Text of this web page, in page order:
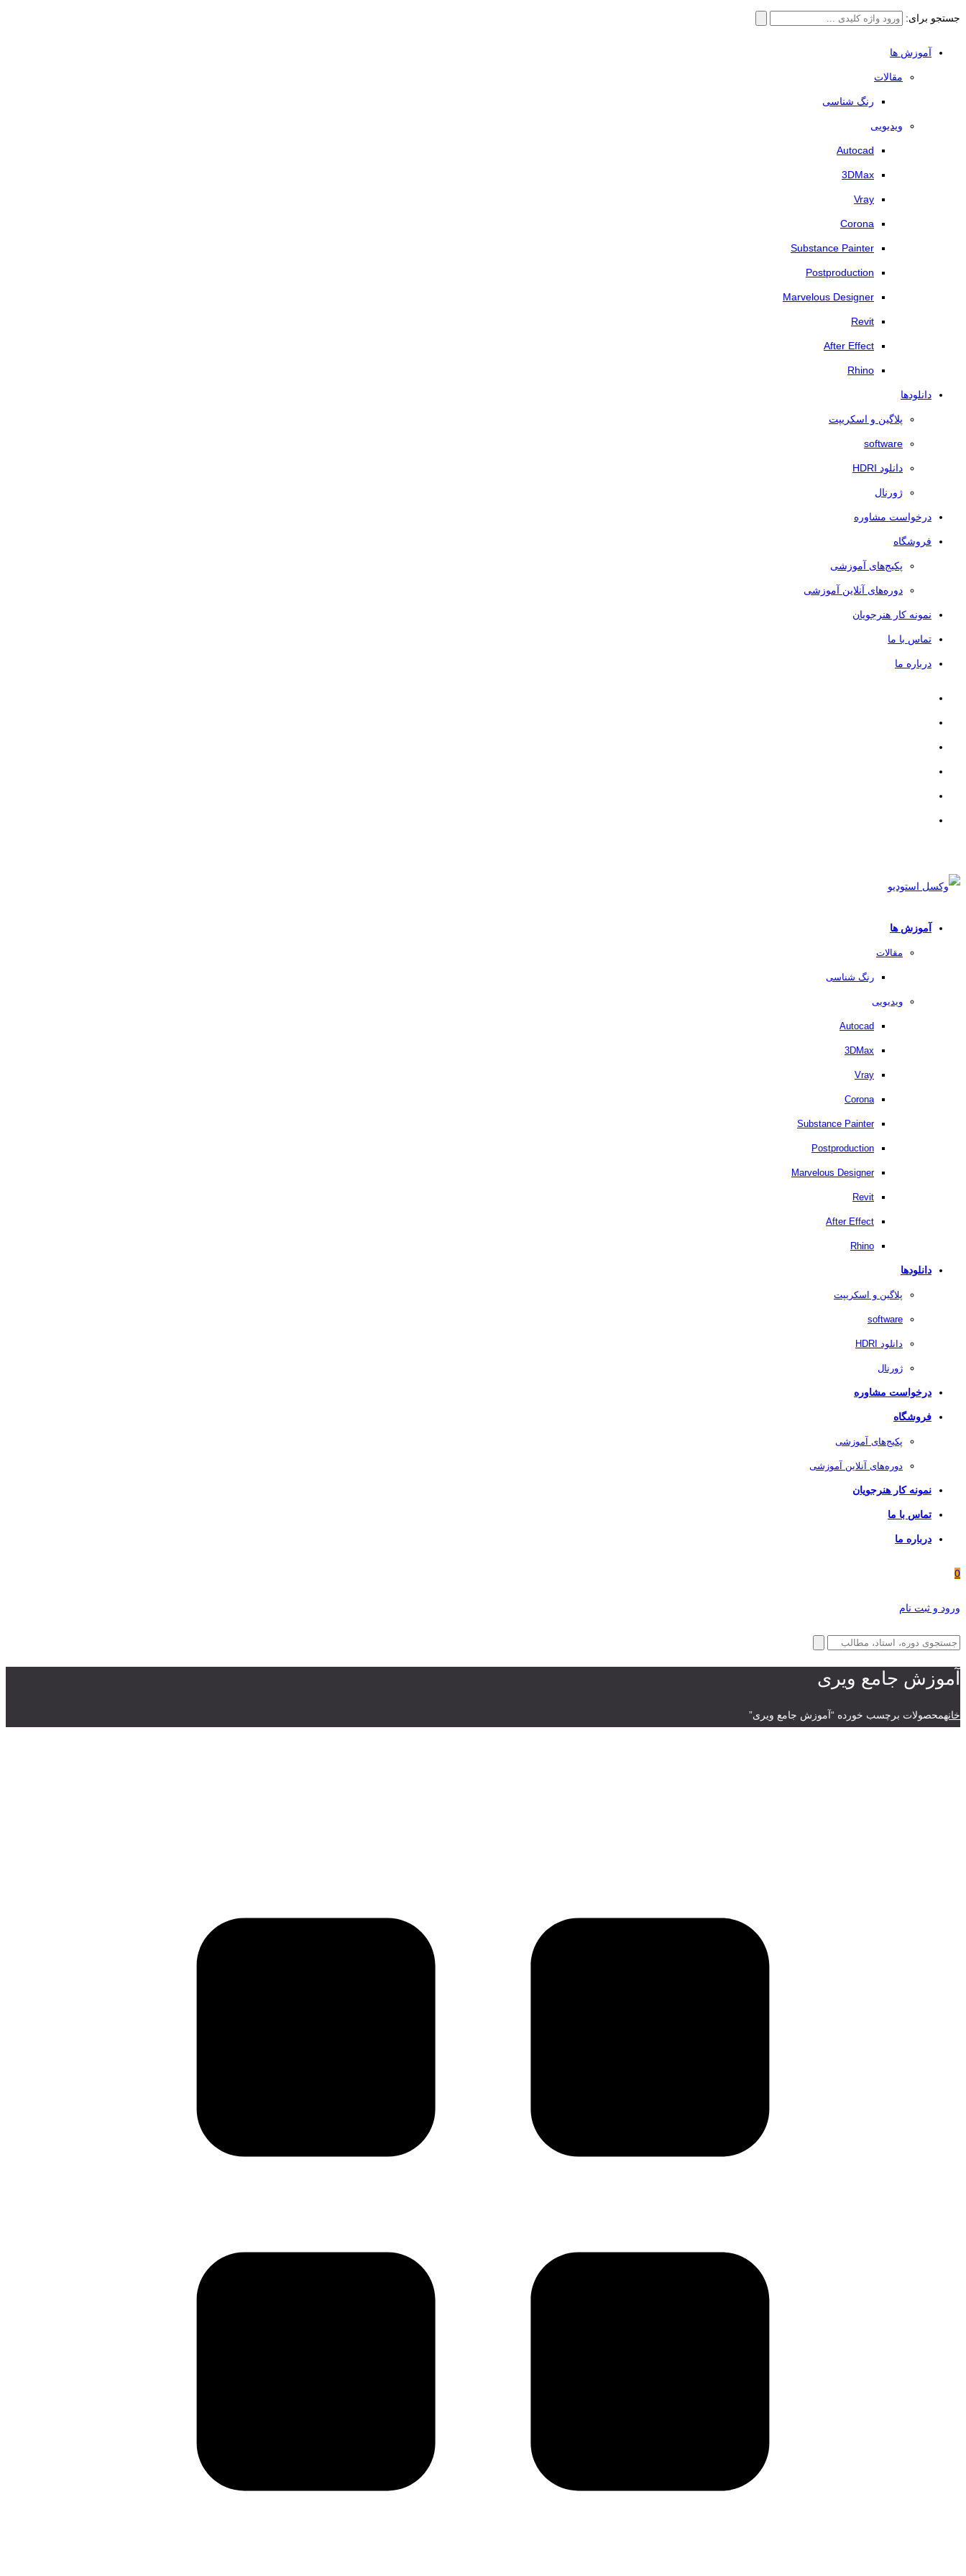
جستجو برای:
آموزش ها
مقالات
رنگ شناسی
ویدیویی
Autocad
3DMax
Vray
Corona
Substance Painter
Postproduction
Marvelous Designer
Revit
After Effect
Rhino
دانلودها
پلاگین و اسکریپت
software
دانلود HDRI
ژورنال
درخواست مشاوره
فروشگاه
پکیج‌های آموزشی
دوره‌های آنلاین آموزشی
نمونه کار هنرجویان
تماس با ما
درباره ما
آموزش ها
مقالات
رنگ شناسی
ویدیویی
Autocad
3DMax
Vray
Corona
Substance Painter
Postproduction
Marvelous Designer
Revit
After Effect
Rhino
دانلودها
پلاگین و اسکریپت
software
دانلود HDRI
ژورنال
درخواست مشاوره
فروشگاه
پکیج‌های آموزشی
دوره‌های آنلاین آموزشی
نمونه کار هنرجویان
تماس با ما
درباره ما
0
ورود و ثبت نام
آموزش جامع ویری
خانهمحصولات برچسب خورده “آموزش جامع ویری”